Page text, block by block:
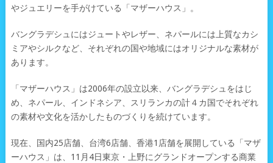
やジュエリーを手がけている「マザーハウス」。
バングラデシュにはジュートやレザー、ネパールには上質なカシ
ミアやシルクなど、それぞれの国や地域にはオリジナルな素材が
あります。
「マザーハウス」は2006年の設立以来、バングラデシュをはじ
め、ネパール、インドネシア、スリランカの計４カ国でそれぞれ
の素材や文化を活かしたものづくりを続けています。
現在、国内25店舗、台湾6店舗、香港1店舗を展開している「マザ
ーハウス」は、11月4日東京・上野にグランドオープンする商業